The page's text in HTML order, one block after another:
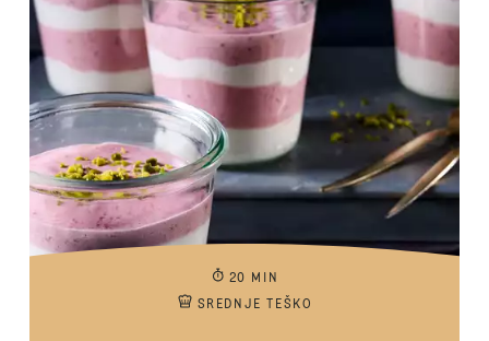
20 MIN
SREDNJE TEŠKO